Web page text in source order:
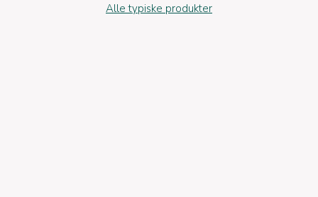
Alle typiske produkter